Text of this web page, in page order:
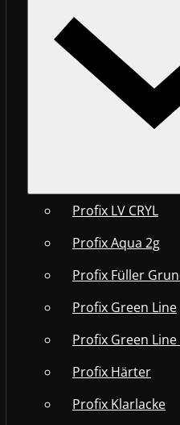
Profix LV CRYL
Profix Aqua 2g
Profix Füller
Profix Green Line
Profix Green
Profix Härter
Profix Klarlacke